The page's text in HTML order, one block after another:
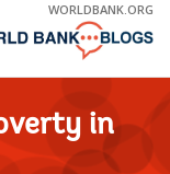
Skip
Main
WORLDBANK.ORG
in